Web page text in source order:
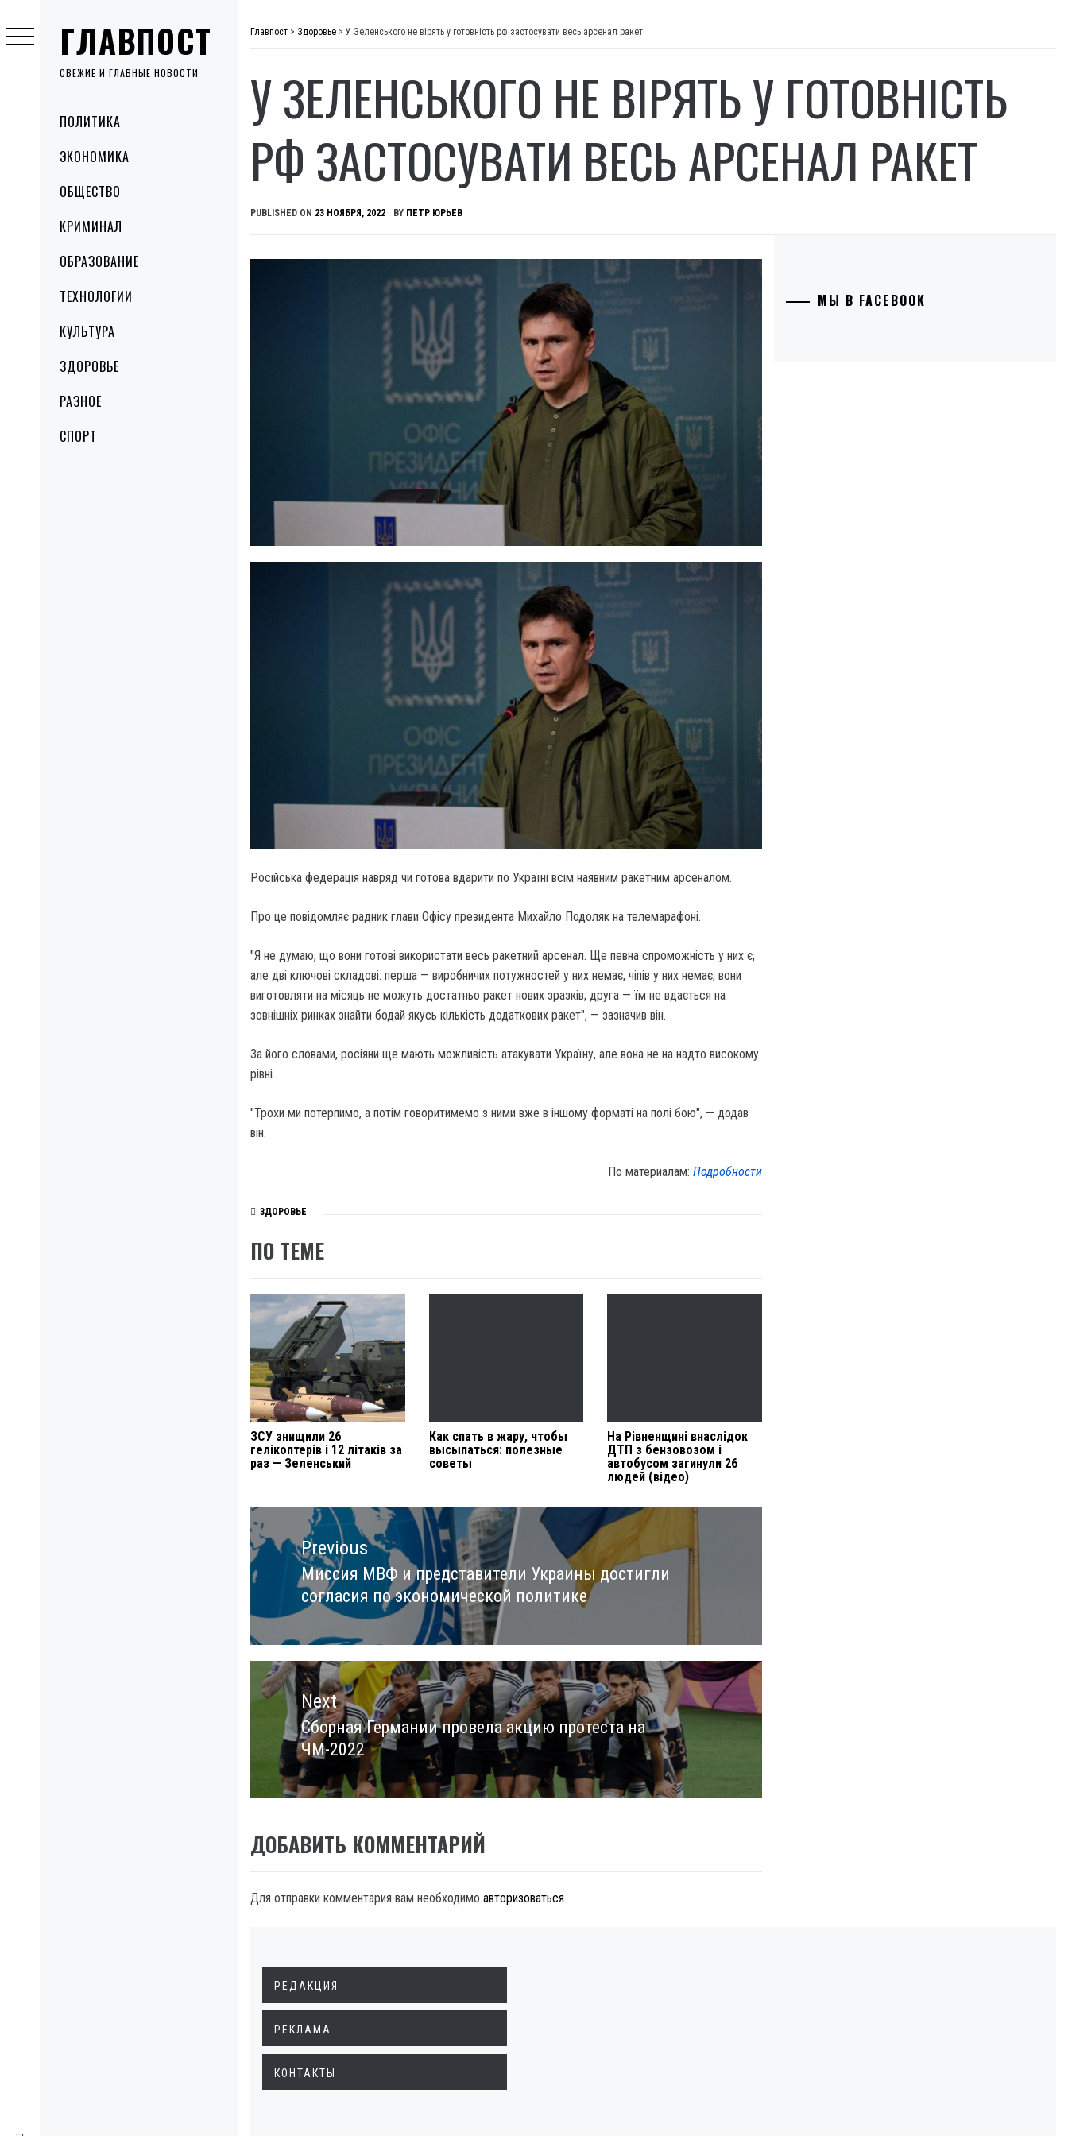
ГЛАВПОСТ
СВЕЖИЕ И ГЛАВНЫЕ НОВОСТИ
MenuПОЛИТИКА
ЭКОНОМИКА
ОБЩЕСТВО
КРИМИНАЛ
ОБРАЗОВАНИЕ
ТЕХНОЛОГИИ
КУЛЬТУРА
ЗДОРОВЬЕ
РАЗНОЕ
СПОРТ
to
content
Главпост > Здоровье > У Зеленського не вірять у готовність рф застосувати весь арсенал ракет
У ЗЕЛЕНСЬКОГО НЕ ВІРЯТЬ У ГОТОВНІСТЬ
РФ ЗАСТОСУВАТИ ВЕСЬ АРСЕНАЛ РАКЕТ
PUBLISHED ON 23 НОЯБРЯ, 2022 BY ПЕТР ЮРЬЕВ
Російська федерація навряд чи готова вдарити по Україні всім наявним ракетним арсеналом.
Про це повідомляє радник глави Офісу президента Михайло Подоляк на телемарафоні.
"Я не думаю, що вони готові використати весь ракетний арсенал. Ще певна спроможність у них є,
але дві ключові складові: перша — виробничих потужностей у них немає, чіпів у них немає, вони
виготовляти на місяць не можуть достатньо ракет нових зразків; друга — їм не вдається на
зовнішніх ринках знайти бодай якусь кількість додаткових ракет", — зазначив він.
За його словами, росіяни ще мають можливість атакувати Україну, але вона не на надто високому
рівні.
"Трохи ми потерпимо, а потім говоритимемо з ними вже в іншому форматі на полі бою", — додав
він.
По материалам:Подробности
ЗДОРОВЬЕ
ПО ТЕМЕ
ЗСУ знищили 26
гелікоптерів і 12 літаків за
раз — Зеленський
Как спать в жару, чтобы
высыпаться: полезные
советы
На Рівненщині внаслідок
ДТП з бензовозом і
автобусом загинули 26
людей (відео)
Навигация
по
записямPrevious
Previous
post:
Миссия МВФ и представители Украины достигли
согласия по экономической политике
Next
Next
post:
Сборная Германии провела акцию протеста на
ЧМ-2022
ДОБАВИТЬ КОММЕНТАРИЙ
Для отправки комментария вам необходимо авторизоваться.
МЫ В FACEBOOK
РЕДАКЦИЯ
РЕКЛАМА
КОНТАКТЫ